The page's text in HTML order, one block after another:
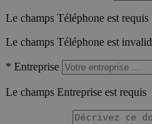
Le champs Téléphone est requis
Le champs Téléphone est invalid
* Entreprise
Le champs Entreprise est requis